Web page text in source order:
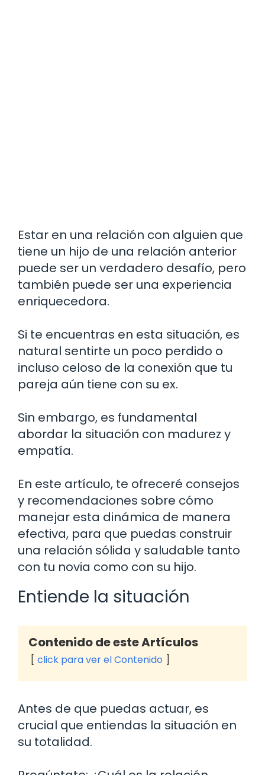
Estar en una relación con alguien que
tiene un hijo de una relación anterior
puede ser un verdadero desafío, pero
también puede ser una experiencia
enriquecedora.
Si te encuentras en esta situación, es
natural sentirte un poco perdido o
incluso celoso de la conexión que tu
pareja aún tiene con su ex.
Sin embargo, es fundamental
abordar la situación con madurez y
empatía.
En este artículo, te ofreceré consejos
y recomendaciones sobre cómo
manejar esta dinámica de manera
efectiva, para que puedas construir
una relación sólida y saludable tanto
con tu novia como con su hijo.
Entiende la situación
Contenido de este Artículos
click para ver el Contenido
Antes de que puedas actuar, es
crucial que entiendas la situación en
su totalidad.